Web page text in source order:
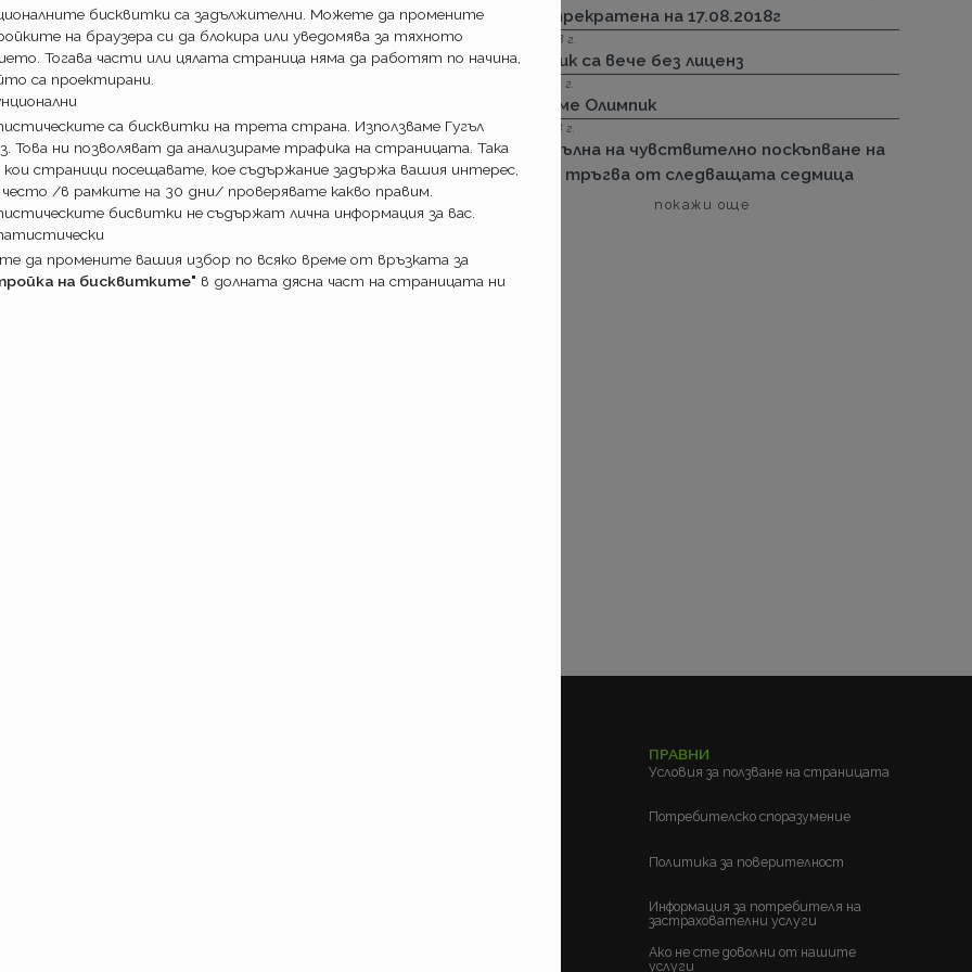
Форматът на зелената карта се
Да, ще си остане задължителна към
и ще е лесно, а видът непретенциозен.
каквито и да е условия. Важното е да се
да няма друго на гръбчето. Може ли да
натам.
да се случи от 01.09.2022, реалностите
Решението да се случи, не реализацията.
в доста европейски страни. При все
от предоставената възможност
да прави.
мотиви да не се приеме
карта?
е излишен за повечето страни за
да се придобие и струва пари.
по достъпна е продажбата на един
канали, толкова по силна е
в тях. Но пазарът ни е такъв. Още от
От това доколко пряк достъп до
компания. Дигитално смелите нямат
от някой канал за дистрибуция –
с решението или липсата на такова, ще
бъде прекратена на 17.08.2018г
26.07.2018 г.
Олимпик са вече без лиценз
11.05.2018 г.
Спираме Олимпик
25.01.2018 г.
Нова вълна на чувствително поскъпване на
ГО-то тръгва от следващата седмица
покажи още
ПРАВНИ
Условия за ползване на страницата
Потребителско споразумение
Политика за поверителност
Информация за потребителя на
застрахователни услуги
Ако не сте доволни от нашите
услуги
бисквитки са задължителни. Можете да промените
на браузера си да блокира или уведомява за тяхното
Тогава части или цялата страница няма да работят по начина,
са проектирани.
са бисквитки на трета страна. Използваме Гугъл
Това ни позволяват да анализираме трафика на страницата. Така
кои страници посещавате, кое съдържание задържа вашия интерес,
често /в рамките на 30 дни/ проверявате какво правим.
бисвитки не съдържат лична информация за вас.
да промените вашия избор по всяко време от връзката за
на бисквитките" в долната дясна част на страницата ни